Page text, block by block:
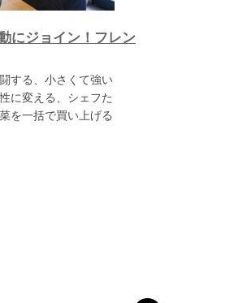
にジョイン！フレン
する、小さくて強い
に変える、シェフた
を一括で買い上げる